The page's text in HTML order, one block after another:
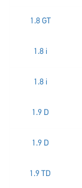
1.8 GT
1.8 i
1.8 i
1.9 D
1.9 D
1.9 TD